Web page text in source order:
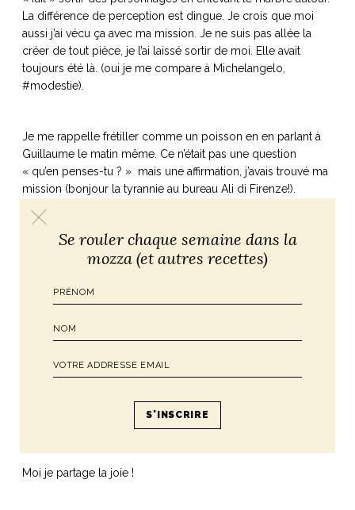
La différence de perception est dingue. Je crois que moi
aussi j’ai vécu ça avec ma mission. Je ne suis pas allée la
créer de tout pièce, je l’ai laissé sortir de moi. Elle avait
toujours été là. (oui je me compare à Michelangelo,
#modestie).
Je me rappelle frétiller comme un poisson en en parlant à
Guillaume le matin même. Ce n’était pas une question
« qu’en penses-tu ? » mais une affirmation, j’avais trouvé ma
mission (bonjour la tyrannie au bureau Ali di Firenze!).
Les événements Italian Joie de Vivre du16 maiet du20 juin
(une centaine de femmes en tout nous ont rejoint, c’est
autre manière. Un moyen incroyable de partager la joie,
d’une famille de cœur, du collectif, de la cuisine ensemble,
des discussions qui n’en finissent plus, des thèmes qui nous
font réfléchir et peut-être grandir ensemble. L’Italie a changé
ma vie au sens propre car le pays a été le cadre parfait d’une
Moi je partage la joie !
Se rouler chaque semaine dans la
mozza (et autres recettes)